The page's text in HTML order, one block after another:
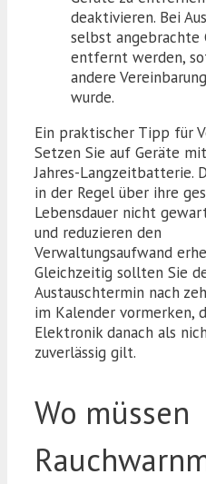
deaktivieren. Bei
selbst angebrachte
entfernt werden,
andere
wurde.
Ein praktischer Tipp für
Setzen Sie auf Geräte
Jahres-Langzeitbatterie.
in der Regel über ihre
Lebensdauer nicht
und reduzieren den
Verwaltungsaufwand
Gleichzeitig sollten Sie
Austauschtermin nach
im Kalender vormerken,
Elektronik danach als
zuverlässig gilt.
Wo müssen